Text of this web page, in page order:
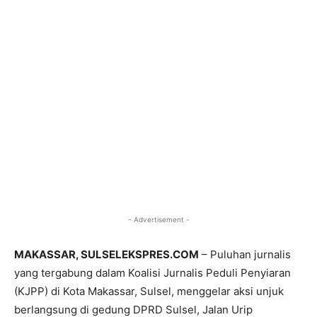
- Advertisement -
MAKASSAR, SULSELEKSPRES.COM – Puluhan jurnalis
yang tergabung dalam Koalisi Jurnalis Peduli Penyiaran
(KJPP) di Kota Makassar, Sulsel, menggelar aksi unjuk
berlangsung di gedung DPRD Sulsel, Jalan Urip